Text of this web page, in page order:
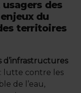
des
du
territoires
d’infrastructures
: lutte contre les
de l’eau,